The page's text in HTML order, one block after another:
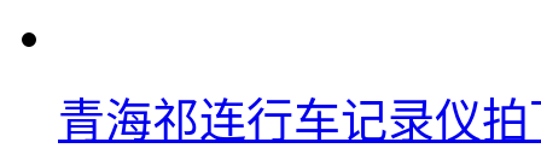
青海祁连行车记录仪